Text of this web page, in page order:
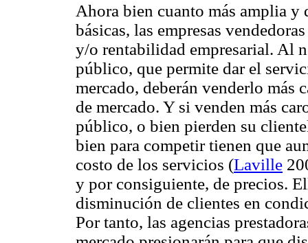
Ahora bien cuanto más amplia y
básicas, las empresas
y/o rentabilidad empresarial. Al
público, que permite dar el
mercado, deberán venderlo más
de mercado. Y si venden más
público, o bien pierden su
bien para competir tienen que
costo de los servicios (Laville
y por consiguiente, de precios.
disminución de clientes en
Por tanto, las agencias